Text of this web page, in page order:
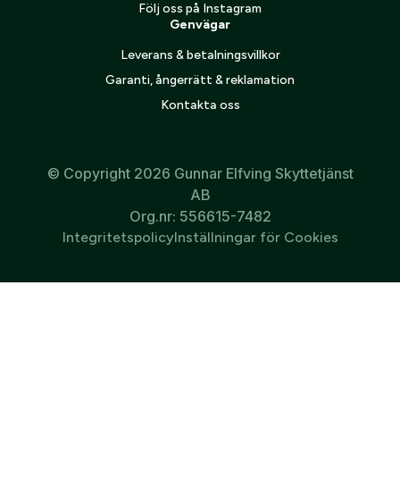
399kr
1 2 Nästa
Följ oss på Instagram
Genvägar
Leverans & betalningsvillkor
Garanti, ångerrätt & reklamation
Kontakta oss
© Copyright 2026 Gunnar Elfving Skyttetjänst
AB
Org.nr: 556615-7482
IntegritetspolicyInställningar för Cookies